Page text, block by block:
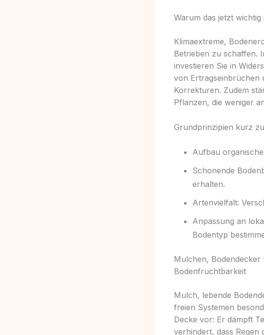
Warum das jetzt wichtig
Klimaextreme,
Betrieben zu schaffen.
investieren Sie in
von Ertragseinbrüchen
Korrekturen. Zudem
Pflanzen, die weniger
Grundprinzipien kurz
Aufbau
Schonende
erhalten.
Artenvielfalt:
Anpassung an
Bodentyp
Mulchen, Bodendecker
Bodenfruchtbarkeit
Mulch, lebende
freien Systemen
Decke vor: Er dämpft
verhindert, dass Regen